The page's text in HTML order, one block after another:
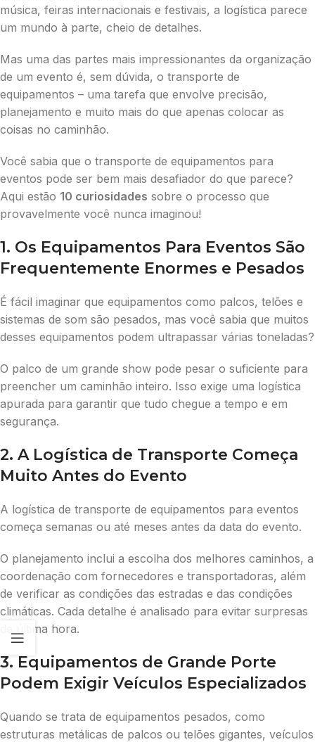
música, feiras internacionais e festivais, a logística parece
um mundo à parte, cheio de detalhes.
Mas uma das partes mais impressionantes da organização
de um evento é, sem dúvida, o transporte de
equipamentos – uma tarefa que envolve precisão,
planejamento e muito mais do que apenas colocar as
coisas no caminhão.
Você sabia que o transporte de equipamentos para
eventos pode ser bem mais desafiador do que parece?
Aqui estão 10 curiosidades sobre o processo que
provavelmente você nunca imaginou!
1. Os Equipamentos Para Eventos São
Frequentemente Enormes e Pesados
É fácil imaginar que equipamentos como palcos, telões e
sistemas de som são pesados, mas você sabia que muitos
desses equipamentos podem ultrapassar várias toneladas?
O palco de um grande show pode pesar o suficiente para
preencher um caminhão inteiro. Isso exige uma logística
apurada para garantir que tudo chegue a tempo e em
segurança.
2. A Logística de Transporte Começa
Muito Antes do Evento
A logística de transporte de equipamentos para eventos
começa semanas ou até meses antes da data do evento.
O planejamento inclui a escolha dos melhores caminhos, a
coordenação com fornecedores e transportadoras, além
de verificar as condições das estradas e das condições
climáticas. Cada detalhe é analisado para evitar surpresas
de última hora.
3. Equipamentos de Grande Porte
Podem Exigir Veículos Especializados
Quando se trata de equipamentos pesados, como
estruturas metálicas de palcos ou telões gigantes, veículos